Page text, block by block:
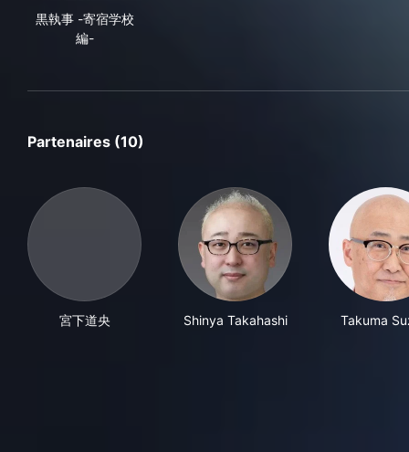
黒執事 -寄宿学校
編-
Partenaires (10)
宮下道央 Shinya Takahashi Takuma